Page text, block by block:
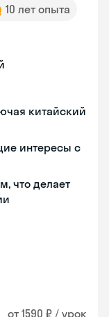
10 лет опыта
китайский
интересы с
что делает
от 1590 ₽ / урок